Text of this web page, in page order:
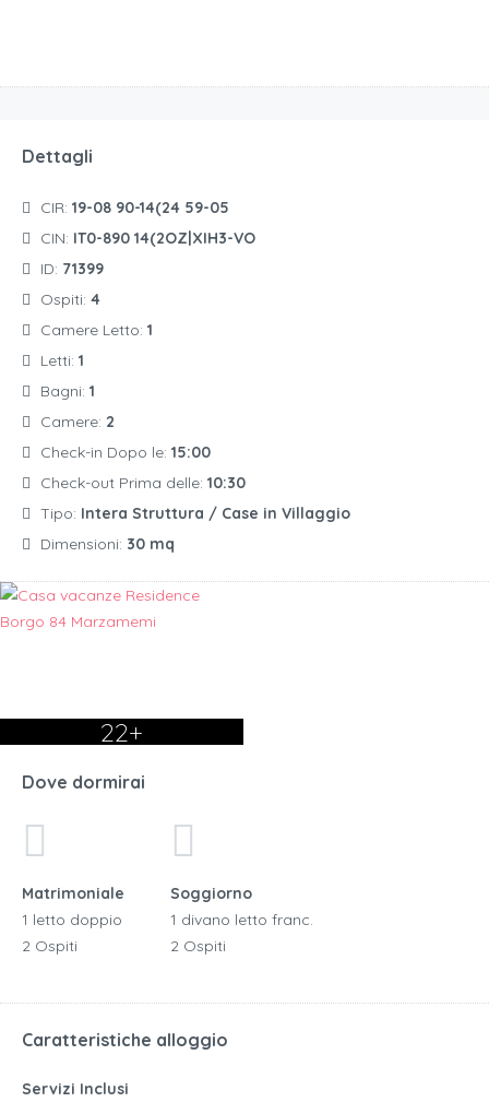
Dettagli
CIR: 19-08 90-14(24 59-05
CIN: IT0-890 14(2OZ|XIH3-VO
ID: 71399
Ospiti: 4
Camere Letto: 1
Letti: 1
Bagni: 1
Camere: 2
Check-in Dopo le: 15:00
Check-out Prima delle: 10:30
Tipo: Intera Struttura / Case in Villaggio
Dimensioni: 30 mq
22+
Dove dormirai
Matrimoniale
1 letto doppio
2 Ospiti
Soggiorno
1 divano letto franc.
2 Ospiti
Caratteristiche alloggio
Servizi Inclusi